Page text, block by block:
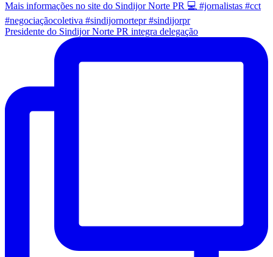
Presidente do Sindijor Norte PR integra delegação